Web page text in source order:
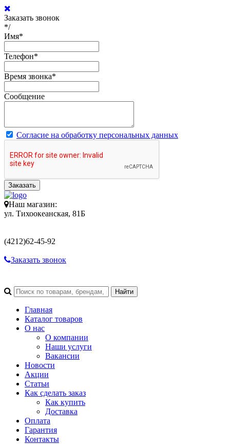
Заказать звонок
*/
Имя*
Телефон*
Время звонка*
Сообщение
Согласие на обработку персональных данных
Заказать
Наш магазин:
ул. Тихоокеанская, 81Б
(4212)62-45-92
Заказать звонок
Главная
Каталог товаров
О нас
О компании
Наши услуги
Вакансии
Новости
Акции
Статьи
Как сделать заказ
Как купить
Доставка
Оплата
Гарантия
Контакты